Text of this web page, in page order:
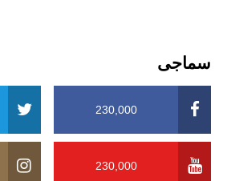
سماجی
230,000
230,000